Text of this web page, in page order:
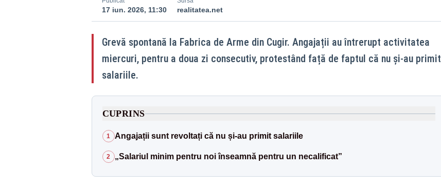
17 iun. 2026, 11:30 realitatea.net
Grevă spontană la Fabrica de Arme din Cugir. Angajații au întrerupt activitatea
miercuri, pentru a doua zi consecutiv, protestând față de faptul că nu și-au primit
salariile.
CUPRINS
1 Angajații sunt revoltați că nu și-au primit salariile
2 „Salariul minim pentru noi înseamnă pentru un necalificat”